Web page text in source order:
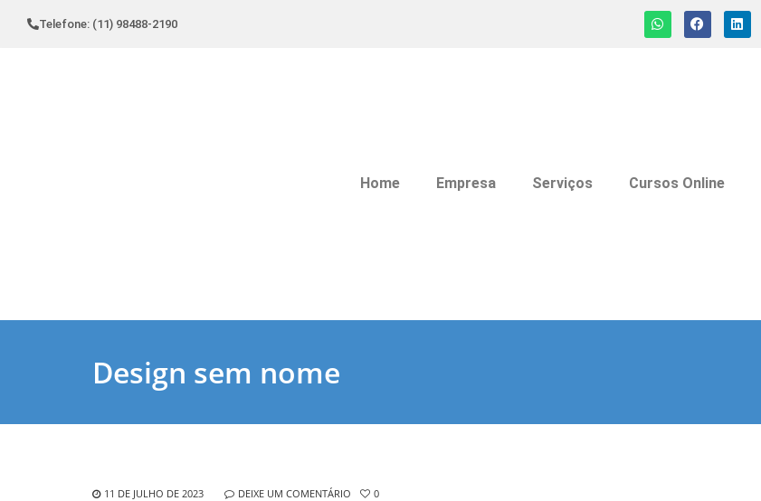
Telefone: (11) 98488-2190
Home Empresa Serviços Cursos Online
Design sem nome
11 DE JULHO DE 2023 DEIXE UM COMENTÁRIO 0